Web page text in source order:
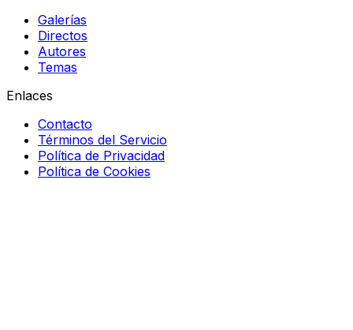
Galerías
Directos
Autores
Temas
Enlaces
Contacto
Términos del Servicio
Política de Privacidad
Política de Cookies